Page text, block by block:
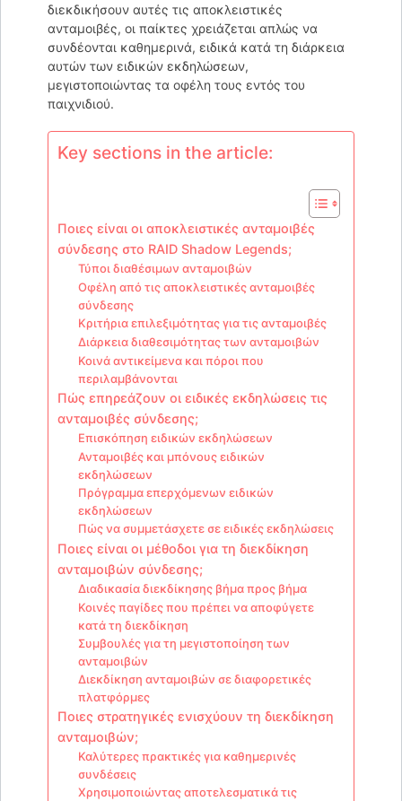
διεκδικήσουν αυτές τις αποκλειστικές
ανταμοιβές, οι παίκτες χρειάζεται απλώς να
συνδέονται καθημερινά, ειδικά κατά τη διάρκεια
αυτών των ειδικών εκδηλώσεων,
μεγιστοποιώντας τα οφέλη τους εντός του
παιχνιδιού.
Key sections in the article:
Ποιες είναι οι αποκλειστικές ανταμοιβές
σύνδεσης στο RAID Shadow Legends;
Τύποι διαθέσιμων ανταμοιβών
Οφέλη από τις αποκλειστικές ανταμοιβές
σύνδεσης
Κριτήρια επιλεξιμότητας για τις ανταμοιβές
Διάρκεια διαθεσιμότητας των ανταμοιβών
Κοινά αντικείμενα και πόροι που
περιλαμβάνονται
Πώς επηρεάζουν οι ειδικές εκδηλώσεις τις
ανταμοιβές σύνδεσης;
Επισκόπηση ειδικών εκδηλώσεων
Ανταμοιβές και μπόνους ειδικών
εκδηλώσεων
Πρόγραμμα επερχόμενων ειδικών
εκδηλώσεων
Πώς να συμμετάσχετε σε ειδικές εκδηλώσεις
Ποιες είναι οι μέθοδοι για τη διεκδίκηση
ανταμοιβών σύνδεσης;
Διαδικασία διεκδίκησης βήμα προς βήμα
Κοινές παγίδες που πρέπει να αποφύγετε
κατά τη διεκδίκηση
Συμβουλές για τη μεγιστοποίηση των
ανταμοιβών
Διεκδίκηση ανταμοιβών σε διαφορετικές
πλατφόρμες
Ποιες στρατηγικές ενισχύουν τη διεκδίκηση
ανταμοιβών;
Καλύτερες πρακτικές για καθημερινές
συνδέσεις
Χρησιμοποιώντας αποτελεσματικά τις